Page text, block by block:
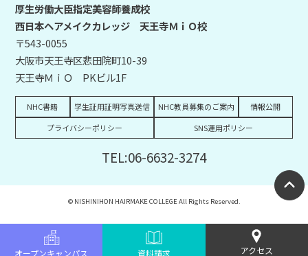
オープンキャンパス 資料請求 アクセス
厚生労働大臣指定美容師養成校
西日本ヘアメイクカレッジ 天王寺ＭｉＯ校
〒543-0055
大阪市天王寺区悲田院町10-39
天王寺ＭｉＯ PKビル1F
NHC書籍 学生証用証明写真送信 NHC教員募集のご案内
情報公開
プライバシーポリシー
SNS運用ポリシー
TEL:06-6632-3274
© NISHINIHON HAIRMAKE COLLEGE All Rights Reserved.